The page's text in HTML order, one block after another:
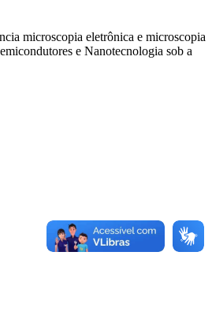
microscopia eletrônica e microscopia
e Nanotecnologia sob a